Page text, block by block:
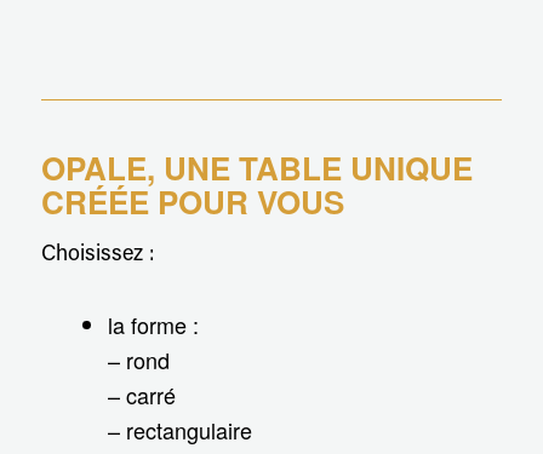
OPALE, UNE TABLE UNIQUE
CRÉÉE POUR VOUS
Choisissez :
la forme :
– rond
– carré
– rectangulaire